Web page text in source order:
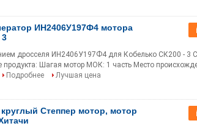
ИН2406У197Ф4 мотора
3
дросселя ИН2406У197Ф4 для Кобелько СК200 - 3
продукта: Шагая мотор МОК: 1 часть Место
Подробнее
Лучшая цена
Степпер мотор, мотор